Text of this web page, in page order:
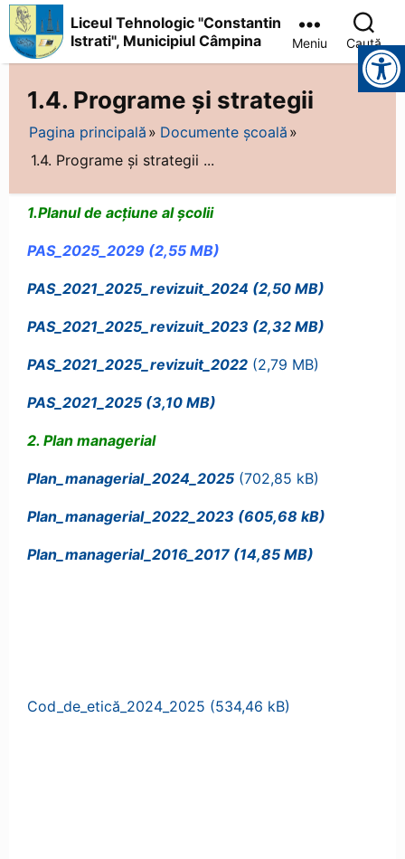
Liceul
"Constantin
Municipiul
Câmpina
Liceul Tehnologic "Constantin
Istrati", Municipiul Câmpina
Meniu Caută
Instrumente pentru accesibilitate
1.4. Programe și strategii
Pagina principală
Documente școală
1.4. Programe și strategii ...
1.Planul de acțiune al școlii
PAS_2025_2029
PAS_2021_2025_revizuit_2024
PAS_2021_2025_revizuit_2023
PAS_2021_2025_revizuit_2022
PAS_2021_2025
2. Plan managerial
Plan_managerial_2024_2025
Plan_managerial_2022_2023
Plan_managerial_2016_2017
Cod_de_etică_2024_2025